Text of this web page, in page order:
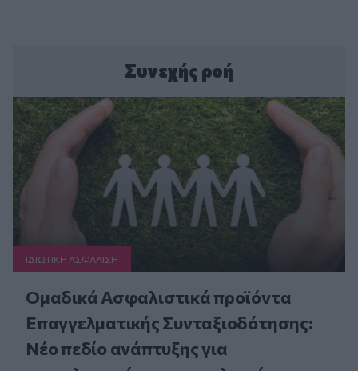
Συνεχής ροή
ΙΔΙΩΤΙΚΗ ΑΣΦAΛΙΣΗ
Ομαδικά Ασφαλιστικά προϊόντα
Επαγγελματικής Συνταξιοδότησης:
Νέο πεδίο ανάπτυξης για